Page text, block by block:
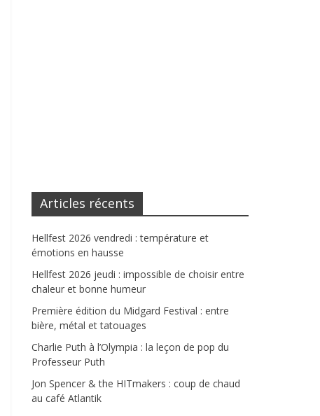
Articles récents
Hellfest 2026 vendredi : température et
émotions en hausse
Hellfest 2026 jeudi : impossible de choisir entre
chaleur et bonne humeur
Première édition du Midgard Festival : entre
bière, métal et tatouages
Charlie Puth à l’Olympia : la leçon de pop du
Professeur Puth
Jon Spencer & the HITmakers : coup de chaud
au café Atlantik